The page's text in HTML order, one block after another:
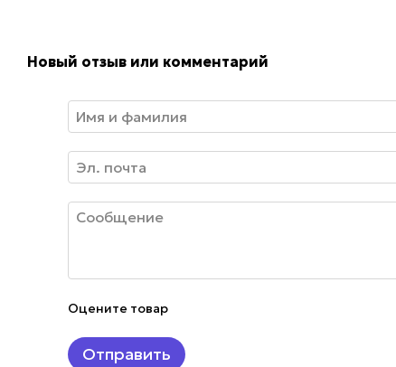
Новый отзыв или комментарий
Оцените товар
Отправить